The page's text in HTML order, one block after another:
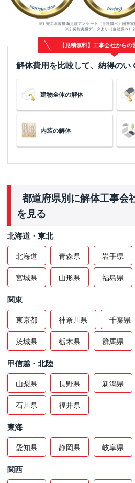
【見積無料】工事会社から
解体費用を比較して、納得のい
建物全体の解体
内装の解体
都道府県別に解体工事会
を見る
北海道・東北
北海道 青森県 岩手県
宮城県 山形県 福島県
関東
東京都 神奈川県 千葉県
茨城県 栃木県 群馬県
甲信越・北陸
山梨県 長野県 新潟県
石川県 福井県
東海
愛知県 静岡県 岐阜県
関西